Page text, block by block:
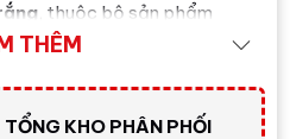
, thuộc bộ sản phẩm
kế cửa kính cường lực 2 lớp
không gian giặt sấy hiện
THÊM
KHO PHÂN PHỐI